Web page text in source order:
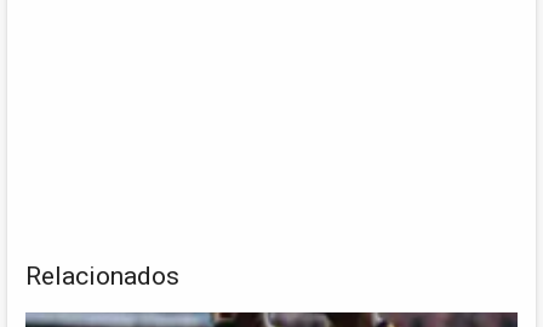
Relacionados